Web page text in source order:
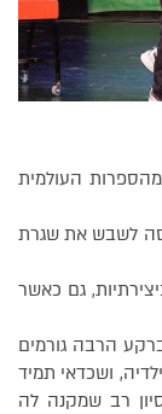
העולמית
לשבש את שגרת
גם כאשר
הרבה גורמים
ושכדאי תמיד
רב שמקנה לה